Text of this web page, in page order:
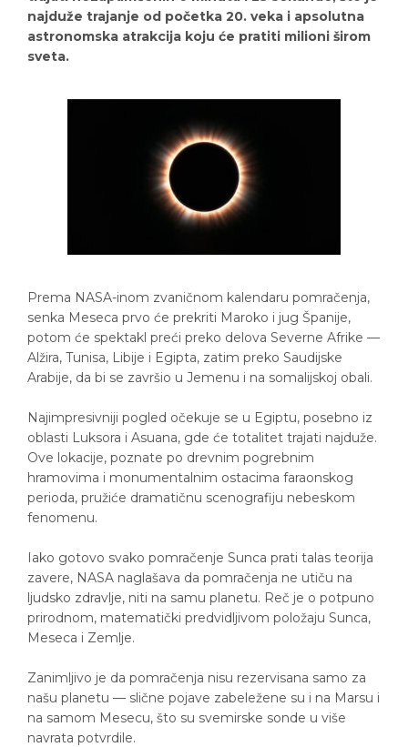
najduže trajanje od početka 20. veka i apsolutna
astronomska atrakcija koju će pratiti milioni širom
sveta.
Prema NASA-inom zvaničnom kalendaru pomračenja,
senka Meseca prvo će prekriti Maroko i jug Španije,
potom će spektakl preći preko delova Severne Afrike —
Alžira, Tunisa, Libije i Egipta, zatim preko Saudijske
Arabije, da bi se završio u Jemenu i na somalijskoj obali.
Najimpresivniji pogled očekuje se u Egiptu, posebno iz
oblasti Luksora i Asuana, gde će totalitet trajati najduže.
Ove lokacije, poznate po drevnim pogrebnim
hramovima i monumentalnim ostacima faraonskog
perioda, pružiće dramatičnu scenografiju nebeskom
fenomenu.
Iako gotovo svako pomračenje Sunca prati talas teorija
zavere, NASA naglašava da pomračenja ne utiču na
ljudsko zdravlje, niti na samu planetu. Reč je o potpuno
prirodnom, matematički predvidljivom položaju Sunca,
Meseca i Zemlje.
Zanimljivo je da pomračenja nisu rezervisana samo za
našu planetu — slične pojave zabeležene su i na Marsu i
na samom Mesecu, što su svemirske sonde u više
navrata potvrdile.